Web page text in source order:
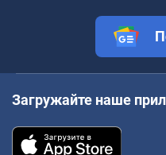
Загружайте наше